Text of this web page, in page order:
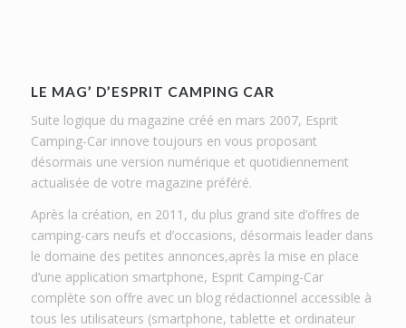
LE MAG’ D’ESPRIT CAMPING CAR
Suite logique du magazine créé en mars 2007, Esprit
Camping-Car innove toujours en vous proposant
désormais une version numérique et quotidiennement
actualisée de votre magazine préféré.
Après la création, en 2011, du plus grand site d’offres de
camping-cars neufs et d’occasions, désormais leader dans
le domaine des petites annonces,après la mise en place
d’une application smartphone, Esprit Camping-Car
complète son offre avec un blog rédactionnel accessible à
tous les utilisateurs (smartphone, tablette et ordinateur